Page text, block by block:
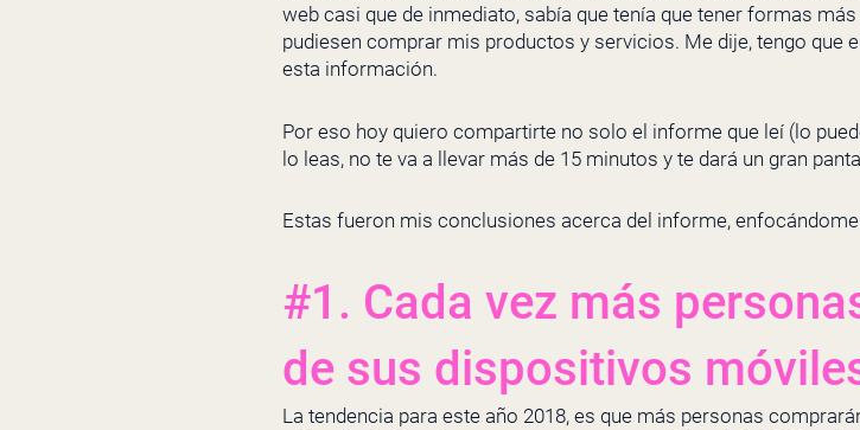
web casi que de inmediato, sabía que tenía que tener formas
pudiesen comprar mis productos y servicios. Me dije, tengo que
esta información.
Por eso hoy quiero compartirte no solo el informe que leí (lo
lo leas, no te va a llevar más de 15 minutos y te dará un gran
Estas fueron mis conclusiones acerca del informe,
#1. Cada vez más
de sus dispositivos
La tendencia para este año 2018, es que más personas